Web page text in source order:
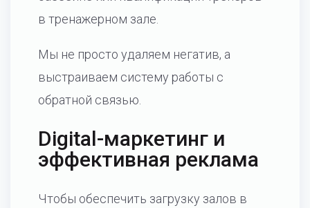
в тренажерном зале.
Мы не просто удаляем негатив, а
выстраиваем систему работы с
обратной связью.
Digital-маркетинг и
эффективная реклама
Чтобы обеспечить загрузку залов в